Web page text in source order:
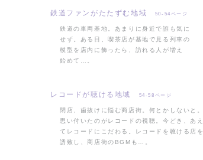
鉄道ファンがたたずむ地域 50-54ページ
鉄道の車両基地。あまりに身近で誰も気に
せず。ある日、喫茶店が基地で見る列車の
模型を店内に飾ったら、訪れる人が増え
始めて…。
レコードが聴ける地域 54-58ページ
閉店、歯抜けに悩む商店街。何とかしないと。
思い付いたのがレコードの視聴。今どき、あえ
てレコードにこだわる。レコードを聴ける店を
誘致し、商店街のBGMも…。